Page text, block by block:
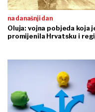
na današnji dan
Oluja: vojna pobjeda koja
promijenila Hrvatsku i